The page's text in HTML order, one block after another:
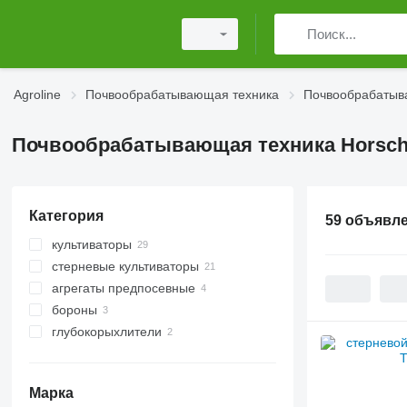
Agroline Почвообрабатывающая техника
Почвообрабатывающая техника
Категория
культиваторы
стерневые культиваторы
агрегаты предпосевные
бороны
дисковые бороны
глубокорыхлители
Марка
59